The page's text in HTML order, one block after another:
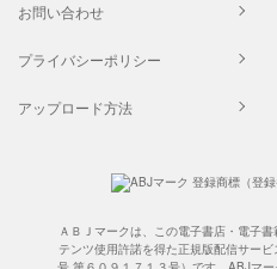
お問い合わせ
プライバシーポリシー
アップロード方法
ＡＢＪマークは、この電子書店・電子
テンツ使用許諾を得た正規版配信サー